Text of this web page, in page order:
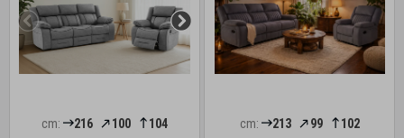
cm: 216 100
104
cm: 213 99
102